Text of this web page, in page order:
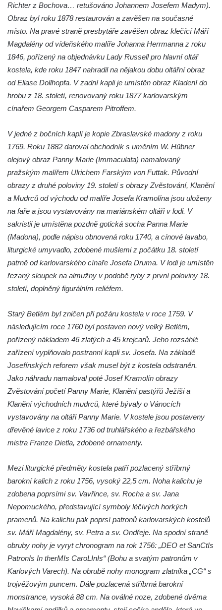
Kostel svatého Bartoloměje v Hrádku nad
Nisou
Kostel svatého Mikuláše v Tisové u
Tachova
Kostel svatého Vavřince v Náchodě
Kostel svaté Kateřiny Alexandrijské ve
Vysokém nad Jizerou
Kostel svatého Prokopa v Jablonci nad
Pavilon bývalé studny na náměstí Dr. Karla
Kramáře ve Vysokém nad Jizerou
Evangelický kostel (Centrum setkávání) v
Kostel Nanebevstupení Páně na hřbitově v
Mikulášovicích
Kostel Nanebevzetí Panny Marie na Velkém
náměstí v Hradci Králové
Kaple svatého Klimenta u Bílé věže v
Hradci Králové
Katedrální kostel Svatého Ducha na Velkém
náměstí v Hradci Králové
Kaple na návsi v Radosticích
Kaple na návsi v Borči
Výklenková kaple nad studánkou v Režném
Újezdě
Kaple v Režném Újezdě
Kaple v Bílince
Kaple v areálu kostela svaté Ludmily v
Kostel svaté Ludmily v Mělníku
Evangelický kostel v Mělníku
Kostel svatého Víta v Dobřanech
Kostel svatého Mikuláše v Dobřanech
Kostel Nanebevzetí Panny Marie v
Netolicích
Kostel svatého Václava v Netolicích
Kostel svatého Vavřince v Pištíně
Kostel svatého Václava ve Zlivi
Richter z Bochova… retušováno Johannem Josefem Madym).
Obraz byl roku 1878 restaurován a zavěšen na současné
místo. Na pravé straně presbytáře zavěšen obraz klečící Máří
Magdalény od vídeňského malíře Johanna Herrmanna z roku
1846, pořízený na objednávku Lady Russell pro hlavní oltář
kostela, kde roku 1847 nahradil na nějakou dobu oltářní obraz
od Eliase Dollhopfa. V zadní kapli je umístěn obraz Kladení do
hrobu z 18. století, renovovaný roku 1877 karlovarským
cínařem Georgem Casparem Pitroffem.
V jedné z bočních kaplí je kopie Zbraslavské madony z roku
1769. Roku 1882 daroval obchodník s uměním W. Hübner
olejový obraz Panny Marie (Immaculata) namalovaný
pražským malířem Ulrichem Farským von Futtak. Původní
obrazy z druhé poloviny 19. století s obrazy Zvěstování, Klanění
a Mudrců od východu od malíře Josefa Kramolína jsou uloženy
na faře a jsou vystavovány na mariánském oltáři v lodi. V
sakristii je umístěna pozdně gotická socha Panna Marie
(Madona), podle nápisu obnovená roku 1740, a cínové lavabo,
liturgické umyvadlo, zdobené mušlemi z počátku 18. století
patrně od karlovarského cínaře Josefa Druma. V lodi je umístěn
řezaný sloupek na almužny v podobě ryby z první poloviny 18.
století, doplněný figurálním reliéfem.
Starý Betlém byl zničen při požáru kostela v roce 1759. V
následujícím roce 1760 byl postaven nový velký Betlém,
pořízený nákladem 46 zlatých a 45 krejcarů. Jeho rozsáhlé
zařízení vyplňovalo postranní kapli sv. Josefa. Na základě
Josefínských reforem však musel být z kostela odstraněn.
Jako náhradu namaloval poté Josef Kramolín obrazy
Zvěstování početí Panny Marie, Klanění pastýřů Ježíši a
Klanění východních mudrců, které bývaly o Vánocích
vystavovány na oltáři Panny Marie. V kostele jsou postaveny
dřevěné lavice z roku 1736 od truhlářského a řezbářského
mistra Franze Dietla, zdobené ornamenty.
Mezi liturgické předměty kostela patří pozlacený stříbrný
barokní kalich z roku 1756, vysoký 22,5 cm. Noha kalichu je
zdobena poprsími sv. Vavřince, sv. Rocha a sv. Jana
Nepomuckého, představující symboly léčivých horkých
pramenů. Na kalichu pak poprsí patronů karlovarských kostelů
sv. Máří Magdalény, sv. Petra a sv. Ondřeje. Na spodní straně
obruby nohy je vyryt chronogram na rok 1756: „DEO et SanCtIs
PatronIs In therMIs CaroLInIs“ (Bohu a svatým patronům v
Karlových Varech). Na obrubě nohy monogram zlatníka „CG“ s
trojvěžovým puncem. Dále pozlacená stříbrná barokní
monstrance, vysoká 88 cm. Na oválné noze, zdobené dvěma